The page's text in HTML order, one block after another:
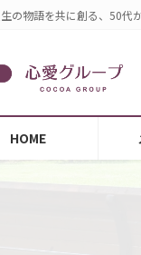
の物語を共に創る、50代
HOME